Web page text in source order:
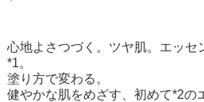
心地よさつづく。ツヤ肌。エッセ
*1。
塗り方で変わる。
健やかな肌をめざす、初めて*2の